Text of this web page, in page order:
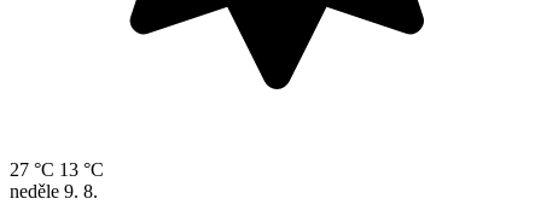
27 °C 13 °C
neděle 9. 8.